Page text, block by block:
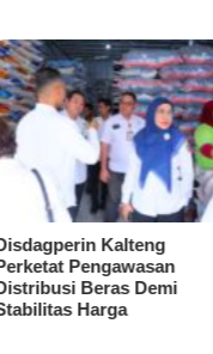
Kalteng
Pengawasan
Beras Demi
Harga